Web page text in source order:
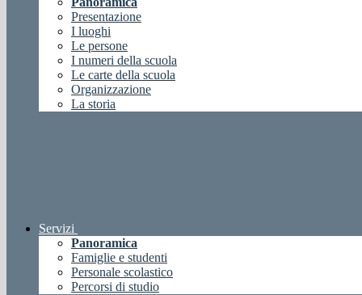
Presentazione
I luoghi
Le persone
I numeri della scuola
Le carte della scuola
Organizzazione
La storia
Servizi
Panoramica
Famiglie e studenti
Personale scolastico
Percorsi di studio